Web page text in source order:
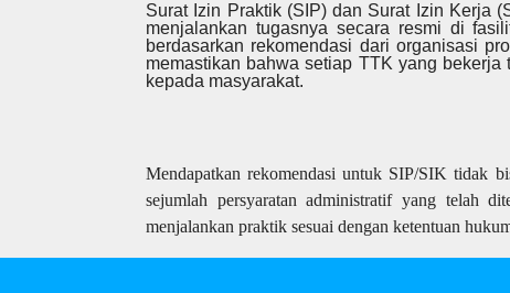
Surat Izin Praktik (SIP) dan Surat Izin Kerja
menjalankan tugasnya secara resmi di
berdasarkan rekomendasi dari organisasi
memastikan bahwa setiap TTK yang
kepada masyarakat.
Mendapatkan rekomendasi untuk SIP/SIK tidak
sejumlah persyaratan administratif yang telah
menjalankan praktik sesuai dengan ketentuan